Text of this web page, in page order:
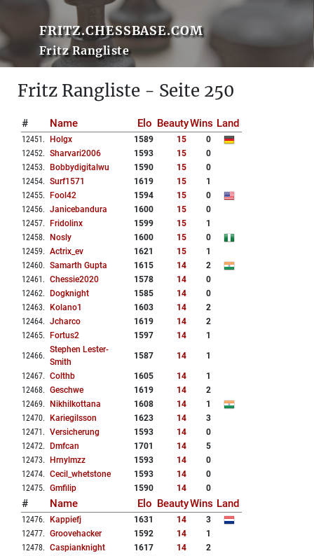
FRITZ.CHESSBASE.COM
Fritz Rangliste
Fritz Rangliste - Seite 250
# Name Elo BeautyWins Land
12451 . Holgx 1589 15
0
12452. Sharvari2006 1593 15
0
12453. Bobbydigitalwu 1590 15
0
12454. Surf1571 1619 15
1
12455. Fool42 1594 15
0
12456. Janicebandura 1600 15
0
12457. Fridolinx 1599 15
1
12458. Nosly 1600 15
0
12459. Actrix_ev 1621 15
1
12460. Samarth Gupta 1615 14
2
12461 . Chessie2020 1578 14
0
12462. Dogknight 1585 14
0
12463. Kolano1 1603 14
2
12464. Jcharco 1619 14
2
12465. Fortus2 1597 14 1
12466.
Stephen Lester-
Smith
1587 14 1
12467. Colthb 1605 14
1
12468. Geschwe 1619 14
2
12469. Nikhilkottana 1608 14
1
12470. Kariegilsson 1623 14
3
12471 . Versicherung 1593 14
0
12472. Dmfcan 1701 14
5
12473. Hrnylmzz 1593 14
0
12474. Cecil_whetstone 1593 14
0
12475. Gmfilip 1590 14 0
# Name Elo BeautyWins Land
12476. Kappiefj 1631 14
3
12477. Groovehacker 1592 14
1
12478. Caspianknight 1617 14
2